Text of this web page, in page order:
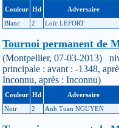
Couleur Hd Adversaire
Blanc
2 Loïc LEFORT
Tournoi permanent de
(Montpellier, 07-03-2013)
principale : avant : -1348,
Inconnu, après : Inconnu)
Couleur Hd Adversaire
Noir
2 Anh Tuan NGUYEN